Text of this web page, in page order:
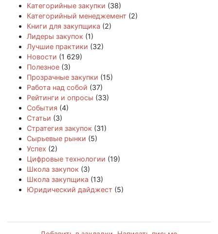
Категорийные закупки (38)
Категорийный менеджемент (2)
Книги для закупщика (2)
Лидеры закупок (1)
Лучшие практики (32)
Новости (1 629)
Полезное (3)
Прозрачные закупки (15)
Работа над собой (37)
Рейтинги и опросы (33)
События (4)
Статьи (3)
Стратегия закупок (31)
Сырьевые рынки (5)
Успех (2)
Цифровые технологии (19)
Школа закупок (3)
Школа закупщика (13)
Юридический дайджест (5)